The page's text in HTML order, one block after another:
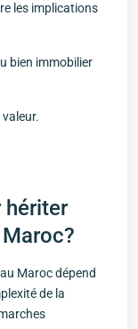
les implications
bien immobilier
hériter
Maroc dépend
de la